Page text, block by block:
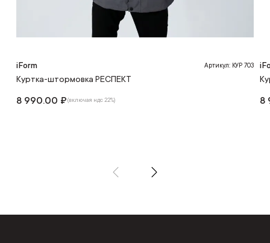
iForm Артикул: КУР 703
Куртка-штормовка РЕСПЕКТ
8 990.00 ₽(включая ндс 22%) 8